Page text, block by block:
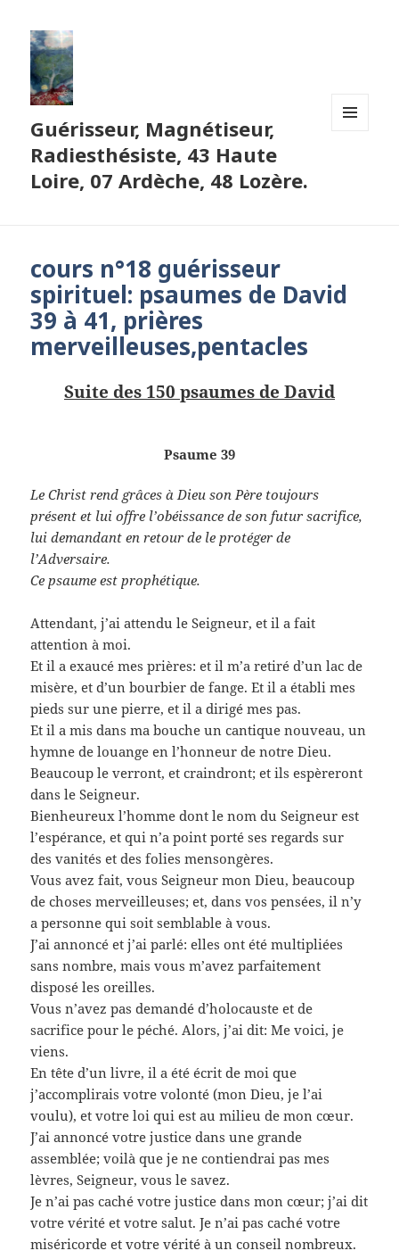
Guérisseur, Magnétiseur,
Radiesthésiste, 43 Haute
Loire, 07 Ardèche, 48 Lozère.
cours n°18 guérisseur
spirituel: psaumes de David
39 à 41, prières
merveilleuses,pentacles
Suite des 150 psaumes de David
Psaume 39
Le Christ rend grâces à Dieu son Père toujours
présent et lui offre l’obéissance de son futur sacrifice,
lui demandant en retour de le protéger de
l’Adversaire.
Ce psaume est prophétique.
Attendant, j’ai attendu le Seigneur, et il a fait
attention à moi.
Et il a exaucé mes prières: et il m’a retiré d’un lac de
misère, et d’un bourbier de fange. Et il a établi mes
pieds sur une pierre, et il a dirigé mes pas.
Et il a mis dans ma bouche un cantique nouveau, un
hymne de louange en l’honneur de notre Dieu.
Beaucoup le verront, et craindront; et ils espèreront
dans le Seigneur.
Bienheureux l’homme dont le nom du Seigneur est
l’espérance, et qui n’a point porté ses regards sur
des vanités et des folies mensongères.
Vous avez fait, vous Seigneur mon Dieu, beaucoup
de choses merveilleuses; et, dans vos pensées, il n’y
a personne qui soit semblable à vous.
J’ai annoncé et j’ai parlé: elles ont été multipliées
sans nombre, mais vous m’avez parfaitement
disposé les oreilles.
Vous n’avez pas demandé d’holocauste et de
sacrifice pour le péché. Alors, j’ai dit: Me voici, je
viens.
En tête d’un livre, il a été écrit de moi que
j’accomplirais votre volonté (mon Dieu, je l’ai
voulu), et votre loi qui est au milieu de mon cœur.
J’ai annoncé votre justice dans une grande
assemblée; voilà que je ne contiendrai pas mes
lèvres, Seigneur, vous le savez.
Je n’ai pas caché votre justice dans mon cœur; j’ai dit
votre vérité et votre salut. Je n’ai pas caché votre
miséricorde et votre vérité à un conseil nombreux.